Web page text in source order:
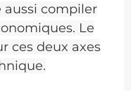
aussi compiler
Le
ces deux axes